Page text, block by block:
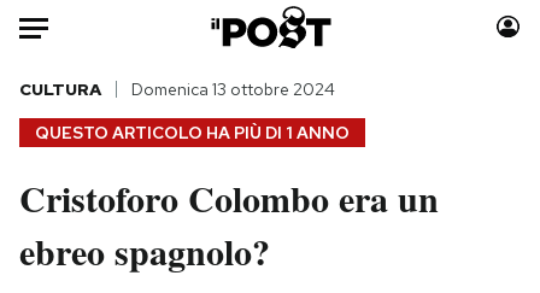
Auto
HOME
Italia
Politica
Moda
QUESTO ARTICOLO HA PIÙ DI 1 ANNO
CULTURA Domenica 13 ottobre 2024
Cristoforo Colombo era un
ebreo spagnolo?